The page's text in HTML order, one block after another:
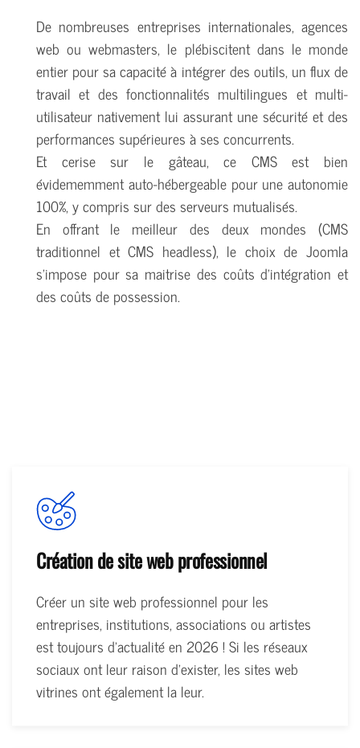
De nombreuses entreprises internationales, agences
web ou webmasters, le plébiscitent dans le monde
entier pour sa capacité à intégrer des outils, un flux de
travail et des fonctionnalités multilingues et multi-
utilisateur nativement lui assurant une sécurité et des
performances supérieures à ses concurrents.
Et cerise sur le gâteau, ce CMS est bien
évidememment auto-hébergeable pour une autonomie
100%, y compris sur des serveurs mutualisés.
En offrant le meilleur des deux mondes (CMS
traditionnel et CMS headless), le choix de Joomla
s'impose pour sa maitrise des coûts d'intégration et
des coûts de possession.
Création de site web professionnel
Créer un site web professionnel pour les
entreprises, institutions, associations ou artistes
est toujours d'actualité en 2026 ! Si les réseaux
sociaux ont leur raison d'exister, les sites web
vitrines ont également la leur.